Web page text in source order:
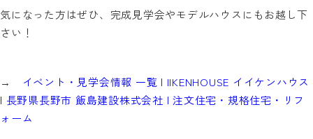
気になった方はぜひ、完成見学会やモデルハウスにもお越し下
さい！
→
イベント・見学会情報 一覧 | IIKENHOUSE イイケンハウス
| 長野県長野市 飯島建設株式会社 | 注文住宅・規格住宅・リフ
ォーム